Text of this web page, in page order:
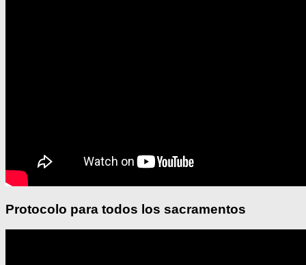
Protocolo para todos los sacramentos